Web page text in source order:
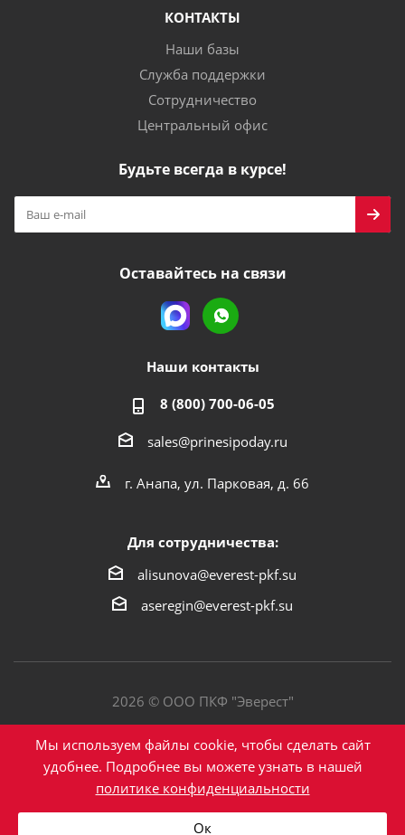
КОНТАКТЫ
Наши базы
Служба поддержки
Сотрудничество
Центральный офис
Будьте всегда в курсе!
Оставайтесь на связи
Наши контакты
8 (800) 700-06-05
sales@prinesipoday.ru
г. Анапа, ул. Парковая, д. 66
Для сотрудничества:
alisunova@everest-pkf.su
aseregin@everest-pkf.su
2026 © ООО ПКФ "Эверест"
Политика конфиденциальности
Мы используем файлы cookie, чтобы сделать сайт
удобнее. Подробнее вы можете узнать в нашей
политике конфиденциальности
Ок